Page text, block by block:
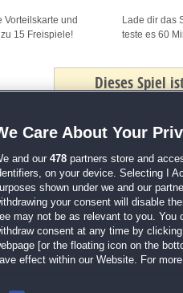
Vorteilskarte und
15 Freispiele!
Lade dir das
teste es 60
Dieses Spiel
Monolithen
rette deinen Bruder!
Jane und rette Viktor aus den
über alte Mechanismen halten
führen tief in den Dschungel des
Care About Your
and our 478 partners store and
on your device. Selecting I
shown under we and our
your consent will disable
may not be as relevant to you. You
consent at any time by
[or the floating icon on the
effect within our Website. For